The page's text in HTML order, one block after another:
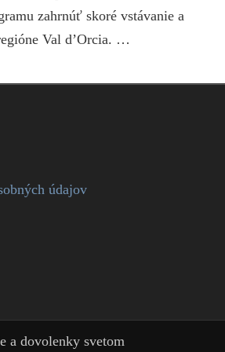
zahrnúť skoré vstávanie a
Val d’Orcia. …
údajov
a dovolenky svetom